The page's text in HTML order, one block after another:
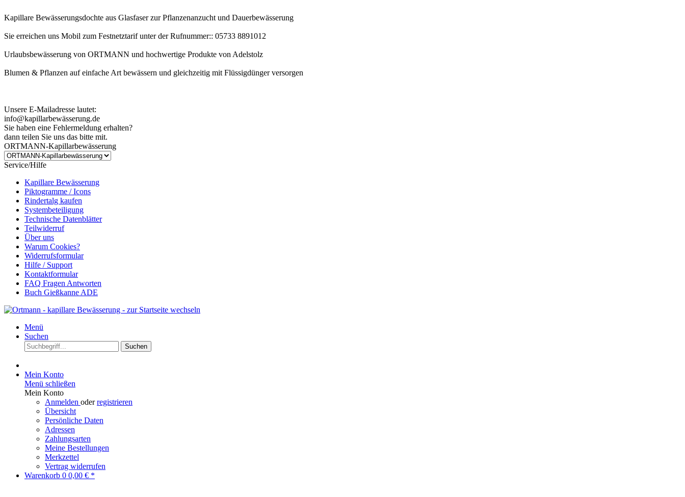
Kapillare Bewässerungsdochte aus Glasfaser zur Pflanzenanzucht und Dauerbewässerung
Sie erreichen uns Mobil zum Festnetztarif unter der Rufnummer:: 05733 8891012
Urlaubsbewässerung von ORTMANN und hochwertige Produkte von Adelstolz
Blumen & Pflanzen auf einfache Art bewässern und gleichzeitig mit Flüssigdünger versorgen
Unsere E-Mailadresse lautet:
info@kapillarbewässerung.de
Sie haben eine Fehlermeldung erhalten?
dann teilen Sie uns das bitte mit.
ORTMANN-Kapillarbewässerung
Service/Hilfe
Kapillare Bewässerung
Piktogramme / Icons
Rindertalg kaufen
Systembeteiligung
Technische Datenblätter
Teilwiderruf
Über uns
Warum Cookies?
Widerrufsformular
Hilfe / Support
Kontaktformular
FAQ Fragen Antworten
Buch Gießkanne ADE
Menü
Suchen
Suchen
Mein Konto
Menü schließen
Mein Konto
Anmelden oderregistrieren
Übersicht
Persönliche Daten
Adressen
Zahlungsarten
Meine Bestellungen
Merkzettel
Vertrag widerrufen
Warenkorb 0 0,00 € *